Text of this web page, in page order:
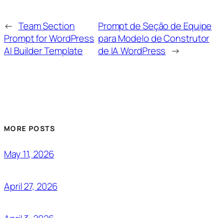
← Team Section
Prompt for WordPress
AI Builder Template
Prompt de Seção de Equipe
para Modelo de Construtor
de IA WordPress →
MORE POSTS
May 11, 2026
April 27, 2026